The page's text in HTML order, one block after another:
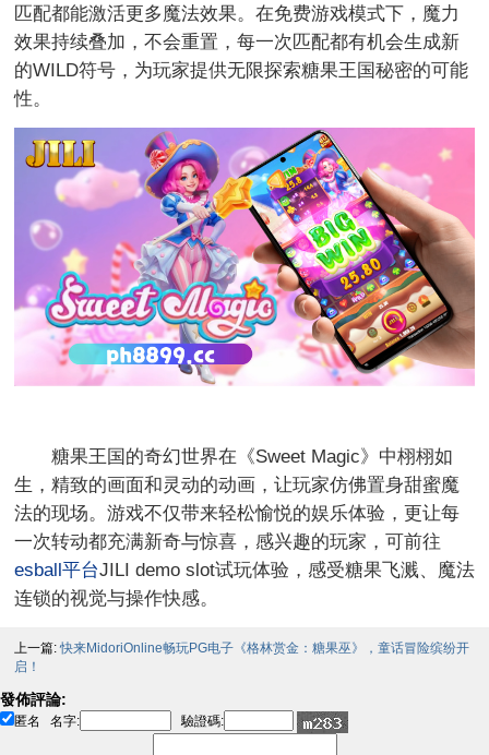
匹配都能激活更多魔法效果。在免费游戏模式下，魔力
效果持续叠加，不会重置，每一次匹配都有机会生成新
的WILD符号，为玩家提供无限探索糖果王国秘密的可能
性。
糖果王国的奇幻世界在《Sweet Magic》中栩栩如
生，精致的画面和灵动的动画，让玩家仿佛置身甜蜜魔
法的现场。游戏不仅带来轻松愉悦的娱乐体验，更让每
一次转动都充满新奇与惊喜，感兴趣的玩家，可前往
esball平台JILI demo slot试玩体验，感受糖果飞溅、魔法
连锁的视觉与操作快感。
上一篇:快来MidoriOnline畅玩PG电子《格林赏金：糖果巫》，童话冒险缤纷开
启！
發佈評論:
匿名 名字: 驗證碼: